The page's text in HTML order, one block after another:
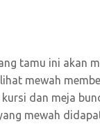
tamu ini akan
mewah
dan meja
mewah